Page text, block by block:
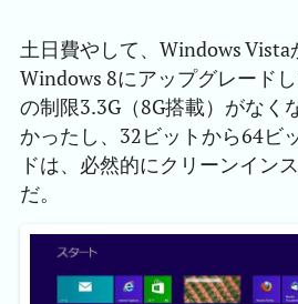
土日費やして、Windows Vista
Windows 8にアップグレード
の制限3.3G（8G搭載）がなく
かったし、32ビットから64ビ
ドは、必然的にクリーンイン
だ。